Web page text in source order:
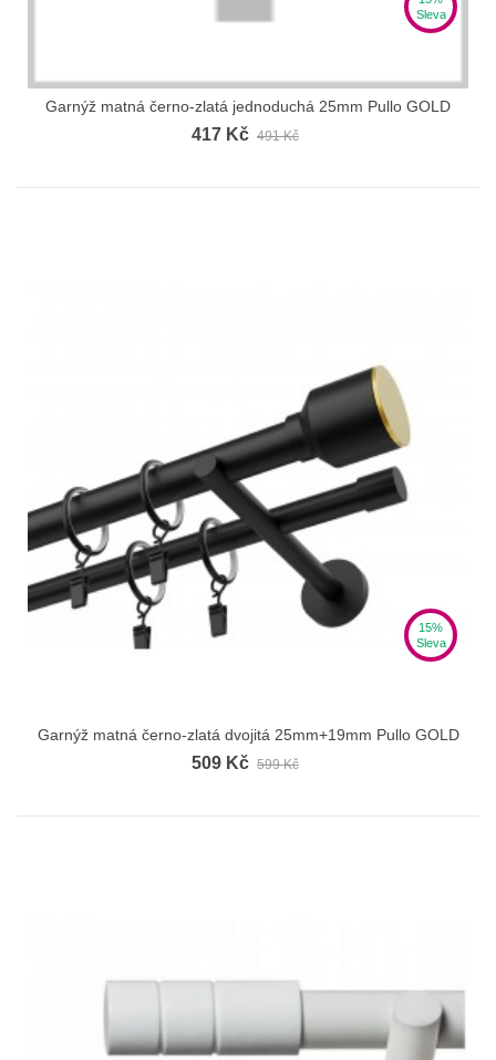
Sleva
Garnýž matná černo-zlatá jednoduchá 25mm Pullo GOLD
417 Kč 491 Kč
15%
Sleva
Garnýž matná černo-zlatá dvojitá 25mm+19mm Pullo GOLD
509 Kč 599 Kč